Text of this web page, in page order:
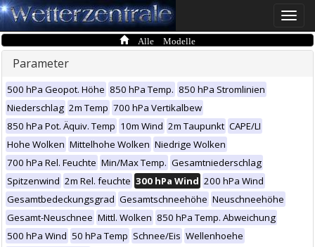
Toggle
Alle Modelle
Parameter
500 hPa Geopot. Höhe 850 hPa Temp. 850 hPa Stromlinien
Niederschlag 2m Temp 700 hPa Vertikalbew
850 hPa Pot. Äquiv. Temp 10m Wind 2m Taupunkt CAPE/LI
Hohe Wolken Mittelhohe Wolken Niedrige Wolken
700 hPa Rel. Feuchte Min/Max Temp. Gesamtniederschlag
Spitzenwind 2m Rel. feuchte 300 hPa Wind 200 hPa Wind
Gesamtbedeckungsgrad Gesamtschneehöhe Neuschneehöhe
Gesamt-Neuschnee Mittl. Wolken 850 hPa Temp. Abweichung
500 hPa Wind 50 hPa Temp Schnee/Eis Wellenhoehe